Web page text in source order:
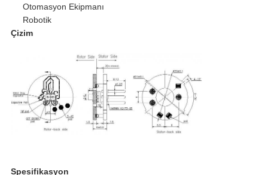
Otomasyon Ekipmanı
Robotik
Çizim
Spesifikasyon